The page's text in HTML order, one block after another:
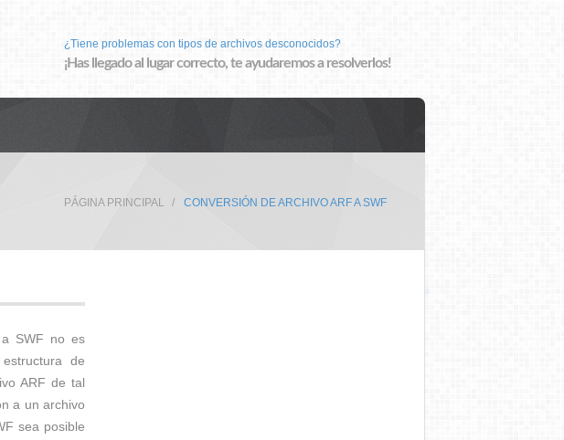
¿Tiene problemas con tipos de archivos desconocidos?
¡Has llegado al lugar correcto, te ayudaremos a resolverlos!
PÁGINA PRINCIPAL CONVERSIÓN DE ARCHIVO ARF A SWF
SWF no es
de
ARF de tal
a un archivo
sea posible